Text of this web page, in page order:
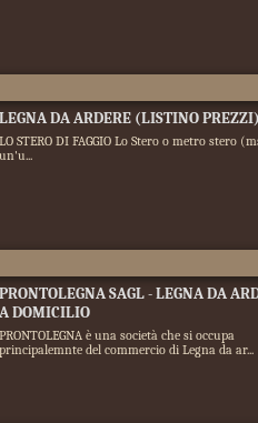
LEGNA DA ARDERE (LISTINO
LO STERO DI FAGGIO Lo Stero o metro stero
un'u...
PRONTOLEGNA SAGL - LEGNA DA
A DOMICILIO
PRONTOLEGNA è una società che si occupa
principalemnte del commercio di Legna da ar...